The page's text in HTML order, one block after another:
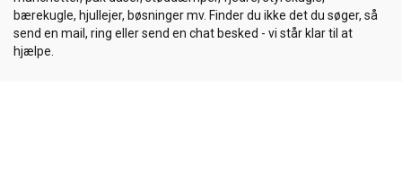
bærekugle, hjullejer, bøsninger mv. Finder du ikke det du søger, så
send en mail, ring eller send en chat besked - vi står klar til at
hjælpe.